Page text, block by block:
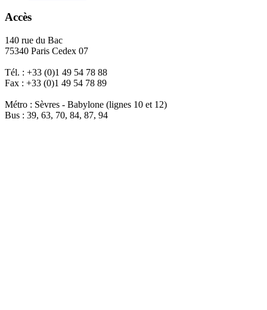
Accès
140 rue du Bac
75340 Paris Cedex 07
Tél. : +33 (0)1 49 54 78 88
Fax : +33 (0)1 49 54 78 89
Métro : Sèvres - Babylone (lignes 10 et 12)
Bus : 39, 63, 70, 84, 87, 94